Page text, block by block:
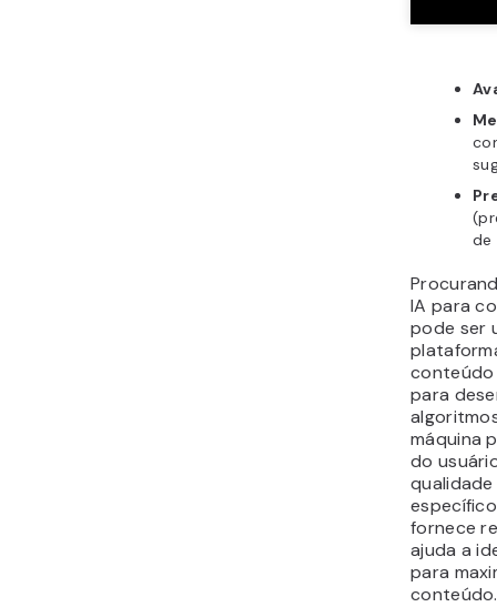
de
IA para
pode ser
para
máquina
do
fornece
ajuda a
para
conteúdo.